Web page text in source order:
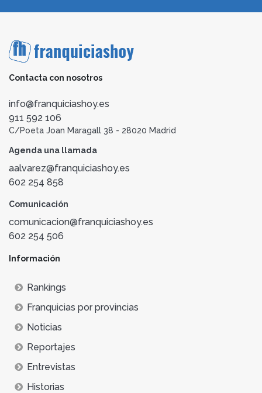
Contacta con nosotros
info@franquiciashoy.es
911 592 106
C/Poeta Joan Maragall 38 - 28020 Madrid
Agenda una llamada
aalvarez@franquiciashoy.es
602 254 858
Comunicación
comunicacion@franquiciashoy.es
602 254 506
Información
Rankings
Franquicias por provincias
Noticias
Reportajes
Entrevistas
Historias